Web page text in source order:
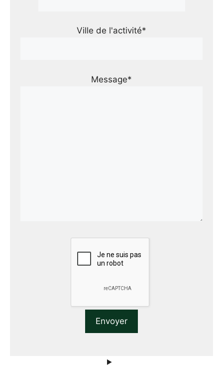
Ville de l'activité*
Message*